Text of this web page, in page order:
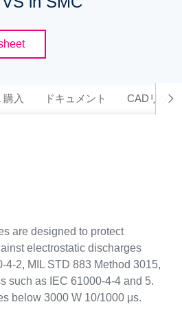
入 ドキュメント CADリソー
are designed to protect
electrostatic discharges
4-2, MIL STD 883 Method 3015,
such as IEC 61000-4-4 and 5.
below 3000 W 10/1000 μs.